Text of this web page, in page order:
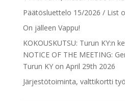
Päätösluettelo 15/2026 / List
On jälleen Vappu!
KOKOUSKUTSU: Turun KY:n
NOTICE OF THE MEETING:
Turun KY on April 29th 2026
Järjestötoiminta, valttikortti